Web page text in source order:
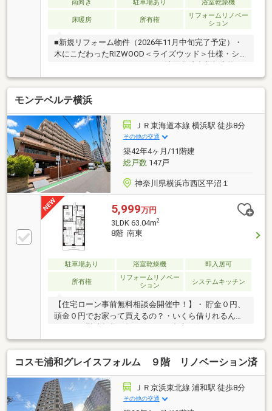
南向き 駐車場あり 浴室乾燥機
床暖房 所有権
リフォームリノベー
ション
■新規リフォーム物件（2026年11月中旬完了予定）・
木にこだわったRIZWOOD＜ライズウッド＞仕様・シス
フローリング張替え、クロス貼替え等■地震の揺れを
軽減する地震に強い「免震構造」採用マンション！逆
梁工法・ハイサッシの採用で窓は大きく開放感があり
ます！■遮音性・快適性を高める二重サッシ・床暖房
など上質な暮らしを演出します。■4階部分・南向きの
3LDK陽当たり・眺望良好。■JR横須賀線「武蔵小杉」
駅徒歩5分、の好立地！お買い物・お出かけに便利で
す
モンテベルテ横浜
ＪＲ東海道本線 横浜駅 徒歩8分
その他の交通
築42年4ヶ月/11階建
総戸数147戸
神奈川県横浜市西区平沼１
5,999万円
3LDK 63.04m2
8階 南東
駐車場あり 浴室乾燥機 即入居可
所有権
リフォームリノベー
ション
システムキッチン
【住宅ローン事前無料相談会開催中！】・ 貯金０円、
頭金０円でお家って買えるの？・いくら借りれるんだ
パートだけど？・育休中だけど？・頭金がないけ
ど？・自営業だけど？・車のローンがあるけど？・住
み替えで、今の自宅のローンがまだ残ってるけど？な
ど、お気軽にご相談ください■予約方法・受付フリー
ダイヤル：0120-81-6122・メールの場合：【資料請
求】ボタンをクリックでお問い合わせください。事前
に鍵の手配や売主様とスケジュールの調整が必要な物
コスモ浦和グレイスフォルム ９階 リノベーション済
ＪＲ京浜東北線 浦和駅 徒歩8分
その他の交通